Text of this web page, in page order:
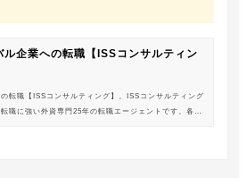
ル企業への転職【ISSコンサルティン
転職【ISSコンサルティング】。ISSコンサルティング
職に強い外資専門25年の転職エージェントです。各業